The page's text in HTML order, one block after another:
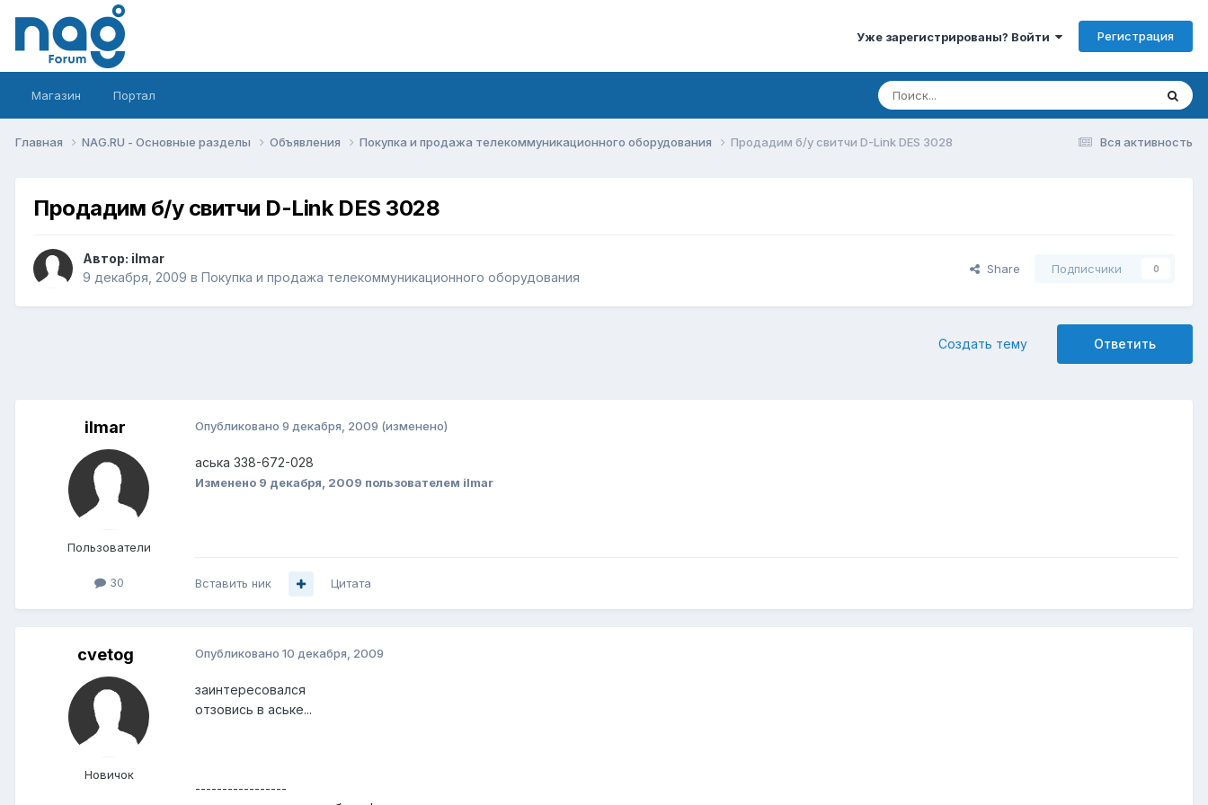
Уже зарегистрированы? Войти Регистрация
Магазин Портал
Вся активность
Главная NAG.RU - Основные разделы Объявления Покупка и продажа телекоммуникационного оборудования Продадим б/у свитчи D-Link DES 3028
Продадим б/у свитчи D-Link DES 3028
Автор: ilmar
9 декабря, 2009 в Покупка и продажа телекоммуникационного оборудования
Share Подписчики 0
Ответить
Создать тему
ilmar
Пользователи
30
Опубликовано 9 декабря, 2009 (изменено)
аська 338-672-028
Изменено 9 декабря, 2009 пользователем ilmar
Вставить ник Цитата
cvetog
Новичок
Опубликовано 10 декабря, 2009
заинтересовался
отзовись в аське...
-----------------